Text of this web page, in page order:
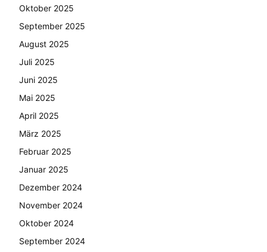
Oktober 2025
September 2025
August 2025
Juli 2025
Juni 2025
Mai 2025
April 2025
März 2025
Februar 2025
Januar 2025
Dezember 2024
November 2024
Oktober 2024
September 2024